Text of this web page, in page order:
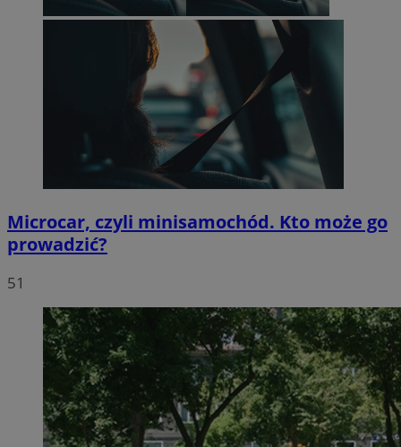
Microcar, czyli minisamochód. Kto może go
prowadzić?
51